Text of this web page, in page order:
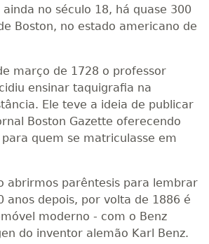
no século 18, há quase 300
Boston, no estado americano de
março de 1728 o professor
ensinar taquigrafia na
Ele teve a ideia de publicar
Boston Gazette oferecendo
quem se matriculasse em
abrirmos parêntesis para lembrar
anos depois, por volta de 1886 é
moderno - com o Benz
do inventor alemão Karl Benz.